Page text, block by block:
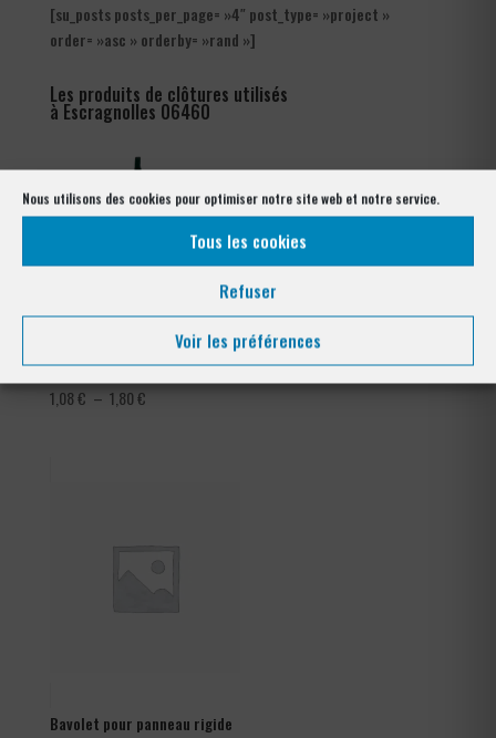
Nous utilisons des cookies pour optimiser notre site web et notre service.
Tous les cookies
Refuser
Voir les préférences
[su_posts posts_per_page= »4″ post_type= »project »
order= »asc » orderby= »rand »]
Les produits de clôtures utilisés
à Escragnolles 06460
Tendeur Plastifié
1,08€ – 1,80€Plage
Grillage Bordure Parisienne
Bavolet pour panneau rigide